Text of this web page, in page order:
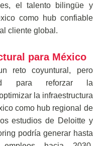
el talento bilingüe y
como hub confiable
cliente global.
para México
reto coyuntural, pero
para reforzar la
la infraestructura
como hub regional de
estudios de Deloitte y
podría generar hasta